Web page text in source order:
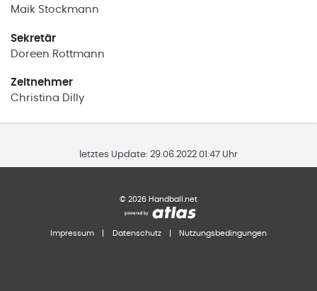
Maik Stockmann
Sekretär
Doreen Rottmann
Zeitnehmer
Christina Dilly
letztes Update: 29.06.2022 01:47 Uhr
© 2026 Handball.net
Impressum Datenschutz Nutzungsbedingungen